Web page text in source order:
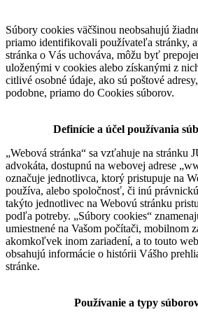
Súbory cookies väčšinou neobsahujú
priamo identifikovali používateľa stránky,
stránka o Vás uchováva, môžu byť
uloženými v cookies alebo získanými z
citlivé osobné údaje, ako sú poštové
podobne, priamo do Cookies súborov.
Definície a účel používania
„Webová stránka“ sa vzťahuje na stránku
advokáta, dostupnú na webovej adrese
označuje jednotlivca, ktorý pristupuje na
používa, alebo spoločnosť, či inú
takýto jednotlivec na Webovú stránku
podľa potreby. „Súbory cookies“
umiestnené na Vašom počítači, mobilnom
akomkoľvek inom zariadení, a to touto
obsahujú informácie o histórii Vášho
stránke.
Používanie a typy